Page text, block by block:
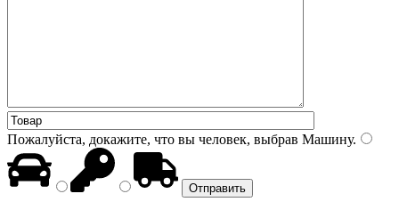
Пожалуйста, докажите, что вы человек, выбрав Машину.